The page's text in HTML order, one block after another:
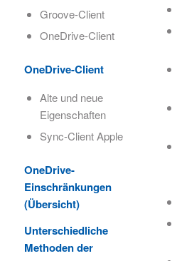
Groove-Client
OneDrive-Client
OneDrive-Client
Alte und neue
Eigenschaften
Sync-Client Apple
OneDrive-
Einschränkungen
(Übersicht)
Unterschiedliche
Methoden der